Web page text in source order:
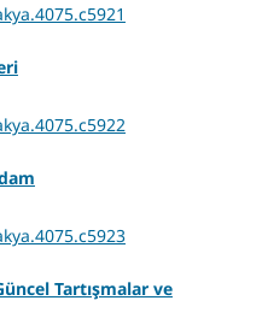
Tartışmalar ve